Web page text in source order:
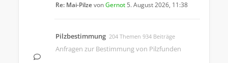
Re: Mai-PilzevonGernot 5. August 2026, 11:38
Pilzbestimmung 204 Themen 934 Beiträge
Anfragen zur Bestimmung von Pilzfunden